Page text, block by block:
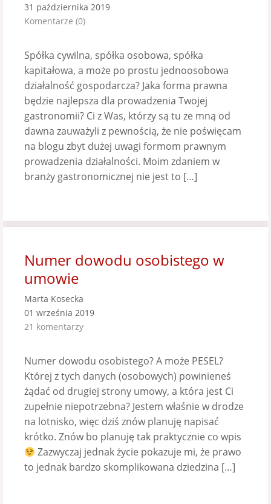
31 października 2019
Komentarze (0)
Spółka cywilna, spółka osobowa, spółka
kapitałowa, a może po prostu jednoosobowa
działalność gospodarcza? Jaka forma prawna
będzie najlepsza dla prowadzenia Twojej
gastronomii? Ci z Was, którzy są tu ze mną od
dawna zauważyli z pewnością, że nie poświęcam
na blogu zbyt dużej uwagi formom prawnym
prowadzenia działalności. Moim zdaniem w
branży gastronomicznej nie jest to […]
Numer dowodu osobistego w
umowie
Marta Kosecka
01 września 2019
21 komentarzy
Numer dowodu osobistego? A może PESEL?
Której z tych danych (osobowych) powinieneś
żądać od drugiej strony umowy, a która jest Ci
zupełnie niepotrzebna? Jestem właśnie w drodze
na lotnisko, więc dziś znów planuję napisać
krótko. Znów bo planuję tak praktycznie co wpis
Zazwyczaj jednak życie pokazuje mi, że prawo
to jednak bardzo skomplikowana dziedzina […]